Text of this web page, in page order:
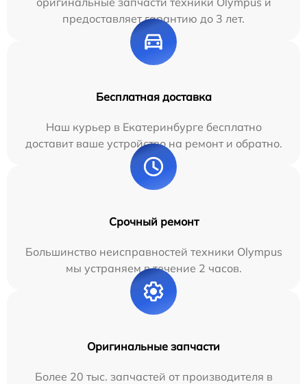
предоставляет гарантию до 3 лет.
Бесплатная доставка
Наш курьер в Екатеринбурге бесплатно
доставит ваше устройство на ремонт и обратно.
Срочный ремонт
Большинство неисправностей техники Olympus
мы устраняем в течение 2 часов.
Оригинальные запчасти
Более 20 тыс. запчастей от производителя в